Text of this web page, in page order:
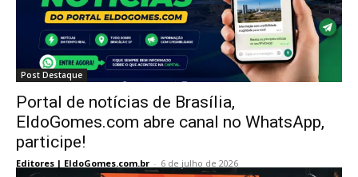
Post Destaque
Portal de notícias de Brasília,
EldoGomes.com abre canal no WhatsApp,
participe!
Editores | EldoGomes.com.br - 6 de julho de 2026